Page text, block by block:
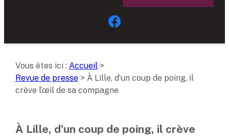
Vous êtes ici : Accueil>
Revue de presse> À Lille, d’un coup de poing, il
crève l’œil de sa compagne
À Lille, d’un coup de poing, il crève